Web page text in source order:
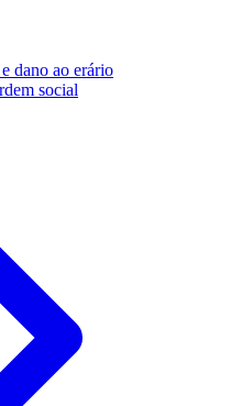
dano ao erário
social